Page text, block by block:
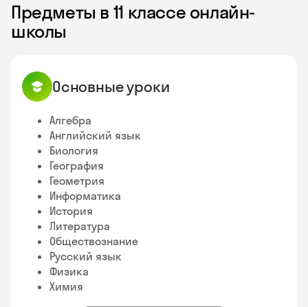
Предметы в 11 классе онлайн-
школы
Основные уроки
Алгебра
Английский язык
Биология
География
Геометрия
Информатика
История
Литература
Обществознание
Русский язык
Физика
Химия